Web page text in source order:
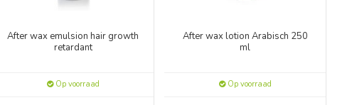
After wax emulsion hair growth
retardant
Op voorraad
After wax lotion Arabisch 250
ml
Op voorraad